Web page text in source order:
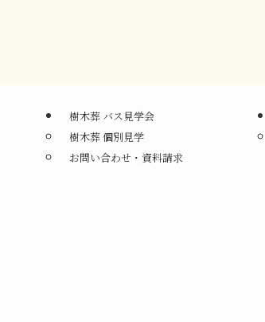
樹木葬 バス見学会
樹木葬 個別見学
お問い合わせ・資料請求